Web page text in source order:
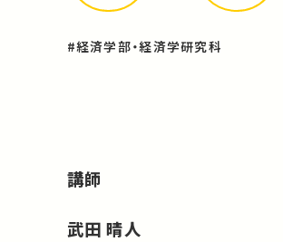
#経済学部・経済学研究科
講師
武田 晴人